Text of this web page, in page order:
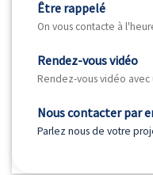
Être rappelé
On vous contacte à
Rendez-vous vidéo
Rendez-vous vidéo avec
Nous contacter par
Parlez nous de votre